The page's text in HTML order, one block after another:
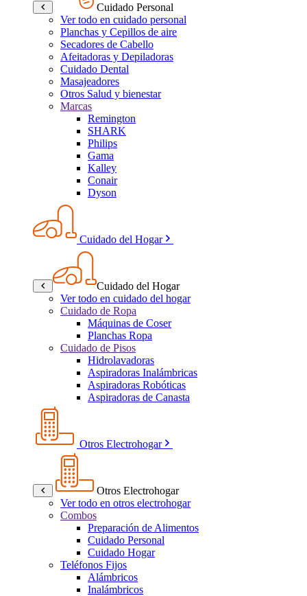
Cuidado Personal
Ver todo en cuidado personal
Planchas y Cepillos de aire
Secadores de Cabello
Afeitadoras y Depiladoras
Cuidado Dental
Masajeadores
Otros Salud y bienestar
Marcas
Remington
SHARK
Philips
Gama
Kalley
Conair
Dyson
Cuidado del Hogar
Cuidado del Hogar
Ver todo en cuidado del hogar
Cuidado de Ropa
Máquinas de Coser
Planchas Ropa
Cuidado de Pisos
Hidrolavadoras
Aspiradoras Inalámbricas
Aspiradoras Robóticas
Aspiradoras de Canasta
Otros Electrohogar
Otros Electrohogar
Ver todo en otros electrohogar
Combos
Preparación de Alimentos
Cuidado Personal
Cuidado Hogar
Teléfonos Fijos
Alámbricos
Inalámbricos